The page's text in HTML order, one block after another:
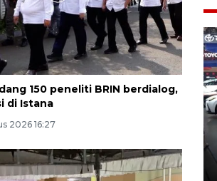
150 peneliti BRIN berdialog,
di Istana
2026 16:27
di Indonesia hadirkan
80 persen